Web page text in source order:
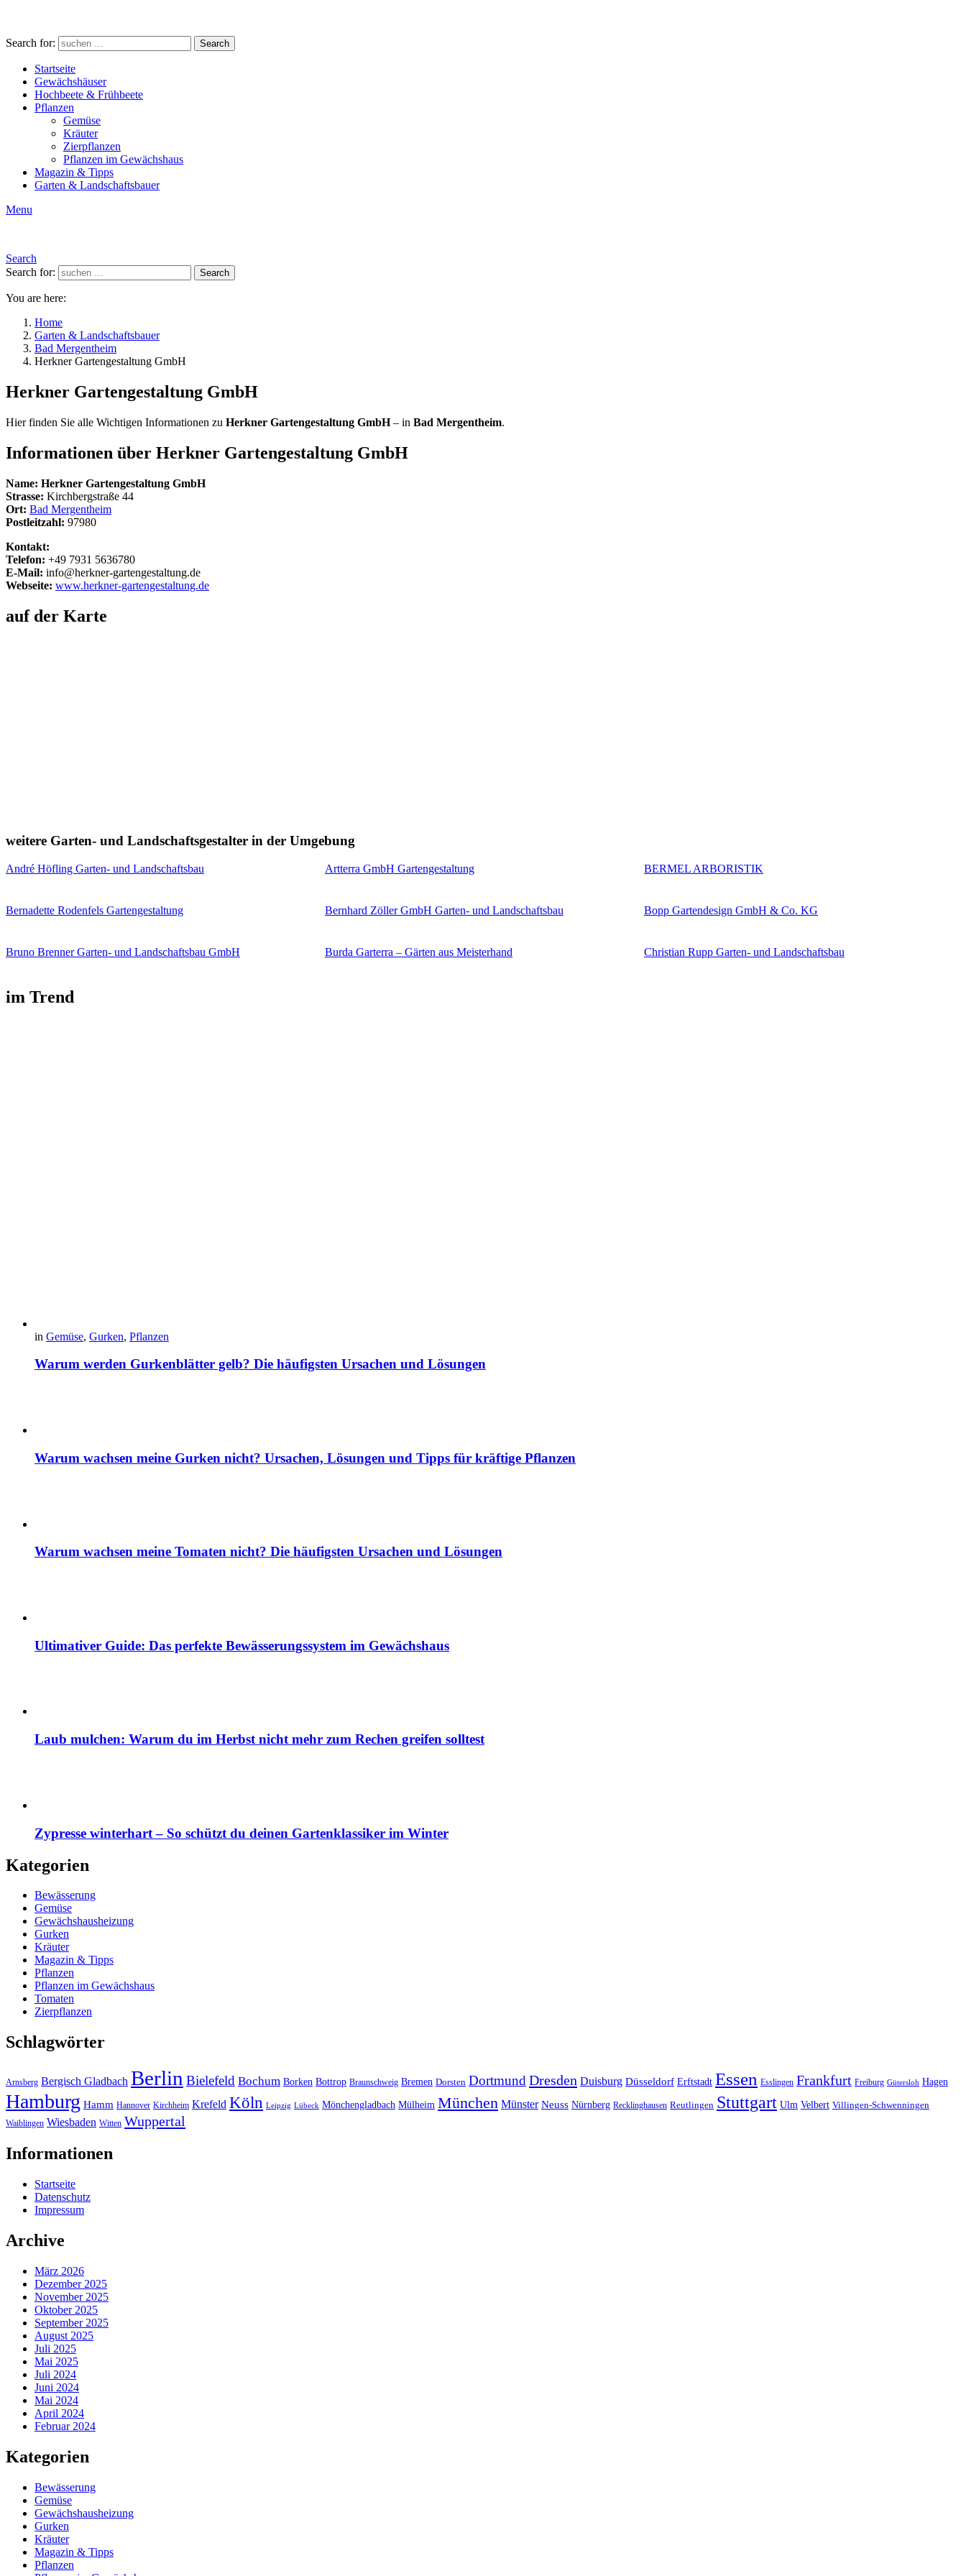
Search for: Search
Startseite
Gewächshäuser
Hochbeete & Frühbeete
Pflanzen
Gemüse
Kräuter
Zierpflanzen
Pflanzen im Gewächshaus
Magazin & Tipps
Garten & Landschaftsbauer
Menu
Search
Search for:
Search
You are here:
Home
Garten & Landschaftsbauer
Bad Mergentheim
Herkner Gartengestaltung GmbH
Herkner Gartengestaltung GmbH
Hier finden Sie alle Wichtigen Informationen zu Herkner Gartengestaltung GmbH– in Bad Mergentheim.
Informationen über Herkner Gartengestaltung GmbH
Name: Herkner Gartengestaltung GmbH
Strasse: Kirchbergstraße 44
Ort: Bad Mergentheim
Postleitzahl: 97980
Kontakt:
Telefon: +49 7931 5636780
E-Mail: info@herkner-gartengestaltung.de
Webseite: www.herkner-gartengestaltung.de
auf der Karte
weitere Garten- und Landschaftsgestalter in der Umgebung
André Höfling Garten- und Landschaftsbau Artterra GmbH Gartengestaltung BERMEL ARBORISTIK
Bernadette Rodenfels Gartengestaltung Bernhard Zöller GmbH Garten- und Landschaftsbau Bopp Gartendesign GmbH & Co. KG
Bruno Brenner Garten- und Landschaftsbau GmbH Burda Garterra – Gärten aus Meisterhand Christian Rupp Garten- und Landschaftsbau
im Trend
in Gemüse, Gurken, Pflanzen
Warum werden Gurkenblätter gelb? Die häufigsten Ursachen und Lösungen
Warum wachsen meine Gurken nicht? Ursachen, Lösungen und Tipps für kräftige Pflanzen
Warum wachsen meine Tomaten nicht? Die häufigsten Ursachen und Lösungen
Ultimativer Guide: Das perfekte Bewässerungssystem im Gewächshaus
Laub mulchen: Warum du im Herbst nicht mehr zum Rechen greifen solltest
Zypresse winterhart – So schützt du deinen Gartenklassiker im Winter
Kategorien
Bewässerung
Gemüse
Gewächshausheizung
Gurken
Kräuter
Magazin & Tipps
Pflanzen
Pflanzen im Gewächshaus
Tomaten
Zierpflanzen
Schlagwörter
Arnsberg Bergisch Gladbach Berlin Bielefeld Bochum Borken Bottrop Braunschweig Bremen Dorsten DortmundDresden Duisburg Düsseldorf Erftstadt Essen Esslingen Frankfurt Freiburg Gütersloh Hagen
Hamburg Hamm Hannover Kirchheim Krefeld Köln Leipzig Lübeck Mönchengladbach Mülheim München Münster Neuss Nürnberg Recklinghausen Reutlingen Stuttgart Ulm Velbert Villingen-Schwenningen
Waiblingen Wiesbaden Witten Wuppertal
Informationen
Startseite
Datenschutz
Impressum
Archive
März 2026
Dezember 2025
November 2025
Oktober 2025
September 2025
August 2025
Juli 2025
Mai 2025
Juli 2024
Juni 2024
Mai 2024
April 2024
Februar 2024
Kategorien
Bewässerung
Gemüse
Gewächshausheizung
Gurken
Kräuter
Magazin & Tipps
Pflanzen